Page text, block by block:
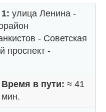
улица Ленина -
- Советская
проспект -
Время в пути: ≈ 41
мин.